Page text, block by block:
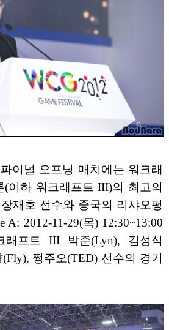
이널 오프닝 매치에는 워크래
(이하 워크래프트 III)의 최고의
재호 선수와 중국의 리샤오펑
A: 2012-11-29(목) 12:30~13:00
래프트 III 박준(Lyn), 김성식
쩡주오(TED) 선수의 경기